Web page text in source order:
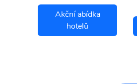
Akční abídka
hotelů